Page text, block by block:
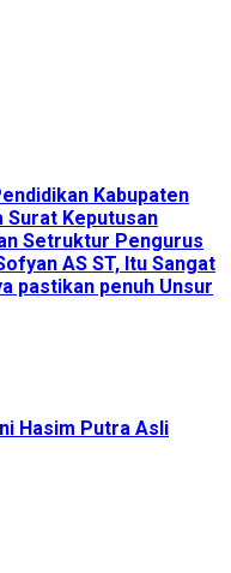
Kabupaten
Surat Keputusan
Setruktur Pengurus
AS ST, Itu Sangat
pastikan penuh Unsur
Hasim Putra Asli